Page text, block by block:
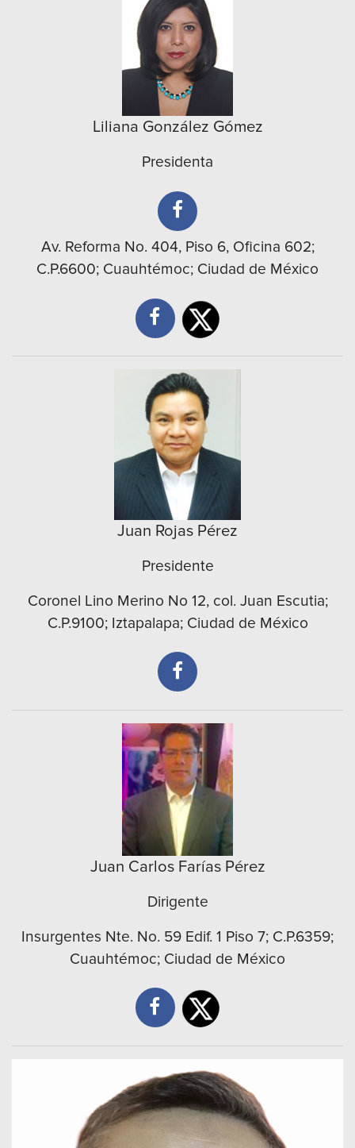
Liliana González Gómez
Presidenta
Av. Reforma No. 404, Piso 6, Oficina 602;
C.P.6600; Cuauhtémoc; Ciudad de México
Juan Rojas Pérez
Presidente
Coronel Lino Merino No 12, col. Juan Escutia;
C.P.9100; Iztapalapa; Ciudad de México
Juan Carlos Farías Pérez
Dirigente
Insurgentes Nte. No. 59 Edif. 1 Piso 7; C.P.6359;
Cuauhtémoc; Ciudad de México